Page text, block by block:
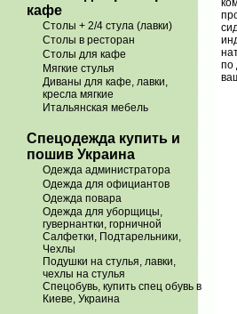
кафе
Столы + 2/4 стула (лавки)
Столы в ресторан
Столы для кафе
Мягкие стулья
Диваны для кафе, лавки,
кресла мягкие
Итальянская мебель
Спецодежда купить и
пошив Украина
Одежда администратора
Одежда для официантов
Одежда повара
Одежда для уборщицы,
гувернантки, горничной
Салфетки, Подтарельники,
Чехлы
Подушки на стулья, лавки,
чехлы на стулья
Спецобувь, купить спец обувь в
Киеве, Украина
по